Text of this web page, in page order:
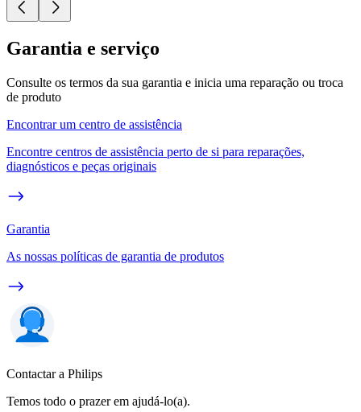
Garantia e serviço
Consulte os termos da sua garantia e inicia uma reparação ou troca
de produto
Encontrar um centro de assistência
Encontre centros de assistência perto de si para reparações,
diagnósticos e peças originais
Garantia
As nossas políticas de garantia de produtos
Contactar a Philips
Temos todo o prazer em ajudá-lo(a).